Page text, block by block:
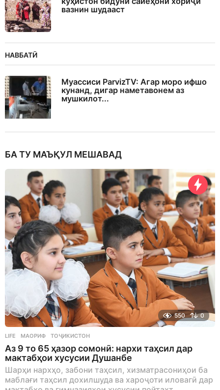
вазнин шудааст
НАВБАТӢ
Муассиси ParvizTV: Агар моро ифшо
кунанд, дигар наметавонем аз
мушкилот...
БА ТУ МАЪҚУЛ МЕШАВАД
550 0
LIFE МАОРИФ ,ТОҶИКИСТОН
Аз 9 то 65 ҳазор сомонӣ: нархи таҳсил дар
мактабҳои хусусии Душанбе
Шарҳи нархҳо, забони таҳсил, хизматрасониҳои ба
маблағи таҳсил дохилшуда ва хароҷоти иловагӣ дар